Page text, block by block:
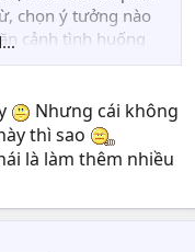
chọn ý tưởng nào
cảnh tình huống
Nhưng cái không
thì sao
là làm thêm nhiều